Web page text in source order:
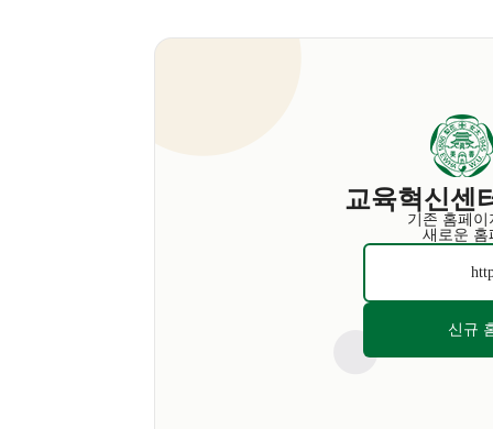
교육혁신센
기존 홈페
새로운 홈
신규